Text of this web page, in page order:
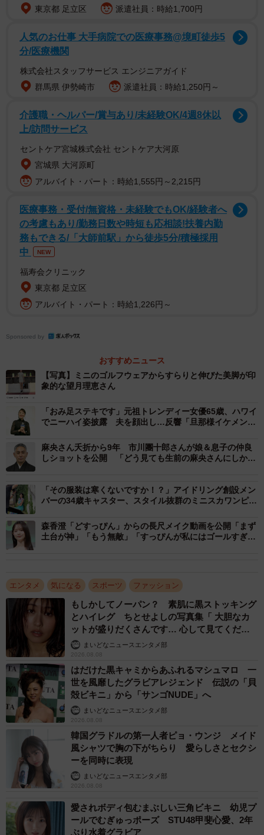
「え！？脚綺麗すぎ AIかと思った」
ね」が集まっています。
望月さんは1972年、兵庫県明石市生まれ。神戸山手女子短
期大学卒。一般企業を経てTBS系「世界ふしぎ発見！」の
ミステリーハンターでデビュー。同番組で共演していた板
東英二さんの事務所に所属した後、1997年に芸能事務所
「セント・フォース」へ移籍。2004年から日本テレビ系
に。2021年に「セント・フォース」の取締役に就任。趣味
はゴルフ、テニス、料理（特にパン作り）。アロマテラピ
ーアドバイザー、エシカル・コンシェルジュ、ジュエルフ
ルーツクリエイター、ジュニアベジタブル＆フルーツマイ
スター、フードコーディネーター、防災士、食生活アドバ
イザーと多くの資格を所持しています。
東京都 足立区
派遣社員：時給1,700円
人気のお仕事 大手病院での医療事務@境町徒歩5
分/医療機関
株式会社スタッフサービス エンジニアガイド
群馬県 伊勢崎市
派遣社員：時給1,250円～
介護職・ヘルパー/賞与あり/未経験OK/4週8休以
上/訪問サービス
セントケア宮城株式会社 セントケア大河原
宮城県 大河原町
アルバイト・パート：時給1,555円～2,215円
医療事務・受付/無資格・未経験でもOK/経験者へ
の考慮もあり/勤務日数や時短も応相談!扶養内勤
務もできる/「大師前駅」から徒歩5分/積極採用
中
NEW
福寿会クリニック
東京都 足立区
アルバイト・パート：時給1,226円～
Sponsored by
おすすめニュース
【写真】ミニのゴルフウェアからすらりと伸びた美脚が印
象的な望月理恵さん
「おみ足ステキです」元祖トレンディー女優65歳、ハワイ
でニーハイ姿披露 夫を顔出し…反響「旦那様イケメン」
麻央さん夭折から9年 市川團十郎さんが娘＆息子の仲良
しショットを公開 「どう見ても生前の麻央さんにしか見
「その服装は寒くないですか！？」アイドリング創設メン
バーの34歳キャスター、スタイル抜群のミニスカワンピ姿
森香澄「どすっぴん」からの長尺メイク動画を公開「まず
土台が神」「もう無敵」「すっぴんが私にはゴールすぎ
エンタメ 気になる スポーツ ファッション
もしかしてノーパン？ 素肌に黒ストッキング
とハイレグ ちとせよしの写真集「 大胆なカ
ットが盛りだくさんです… 心して見てくださ
い」まいどなニュースエンタメ部
2026.08.08
はだけた黒キャミからあふれるマシュマロ 一
世を風靡したグラビアレジェンド 伝説の「貝
殻ビキニ」から「サンゴNUDE」へ
まいどなニュースエンタメ部
2026.08.08
韓国グラドルの第一人者ピョ・ウンジ メイド
風シャツで胸の下がちらり 愛らしさとセクシ
ーを同時に表現
まいどなニュースエンタメ部
2026.08.08
愛されボディ包むまぶしい三角ビキニ 幼児プ
ールでむぎゅっポーズ STU48甲斐心愛、2年
ぶり水着グラビア